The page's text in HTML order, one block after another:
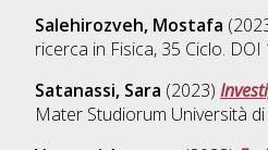
Salehirozveh, Mostafa
ricerca in Fisica, 35 Ciclo.
Satanassi, Sara (2023)
Mater Studiorum Università